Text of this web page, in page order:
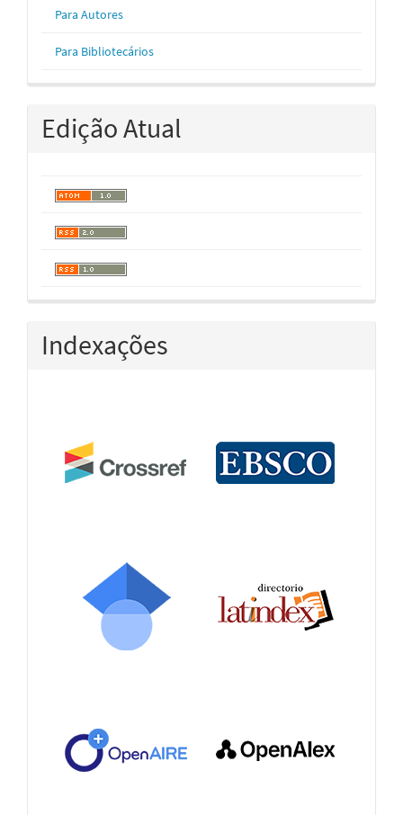
Para Autores
Para Bibliotecários
Edição Atual
Indexações